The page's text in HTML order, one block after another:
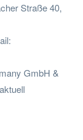
Straße 40,
GmbH &